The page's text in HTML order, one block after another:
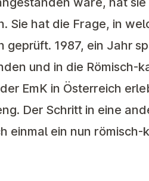
Sie hat die Frage, in
1987, ein Jahr
und in die Römisch-
EmK in Österreich
Der Schritt in eine
einmal ein nun römisch-